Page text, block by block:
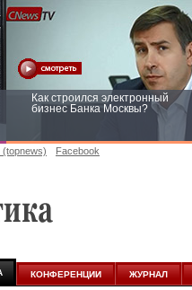
Как строился электронный
бизнес Банка Москвы?
(topnews) Facebook
КОНФЕРЕНЦИИ ЖУРНАЛ